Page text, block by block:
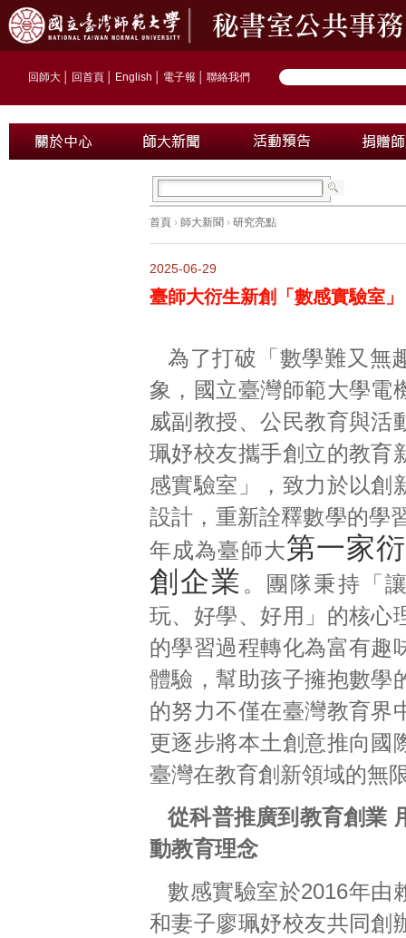
回師大 回首頁 English 電子報 聯絡我們
首頁 › 師大新聞 › 研究亮點
2025-06-29
臺師大衍生新創「數感實驗室
為了打破「數學難又無
象，國立臺灣師範大學電
威副教授、公民教育與活
珮妤校友攜手創立的教育
感實驗室」，致力於以創
設計，重新詮釋數學的學
年成為臺師大第一家
創企業 。團隊秉持「
玩、好學、好用」的核心
的學習過程轉化為富有趣
體驗，幫助孩子擁抱數學
的努力不僅在臺灣教育界
更逐步將本土創意推向國
臺灣在教育創新領域的無
從科普推廣到教育創業
動教育理念
數感實驗室於2016年由
和妻子廖珮妤校友共同創